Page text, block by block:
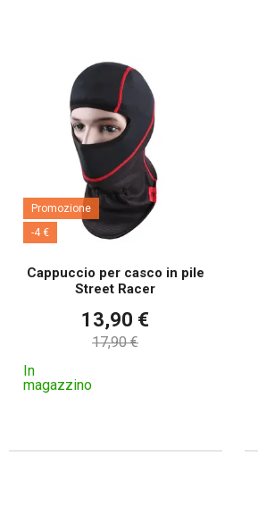
Promozione
-4 €
Cappuccio per casco in pile
Street Racer
13,90 €
17,90 €
In
magazzino